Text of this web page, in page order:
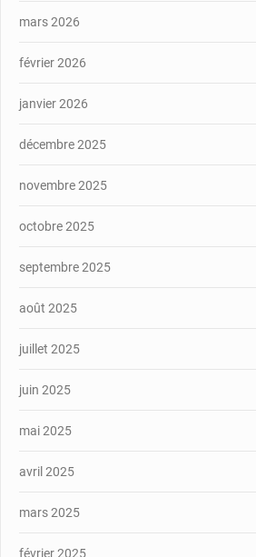
mars 2026
février 2026
janvier 2026
décembre 2025
novembre 2025
octobre 2025
septembre 2025
août 2025
juillet 2025
juin 2025
mai 2025
avril 2025
mars 2025
février 2025